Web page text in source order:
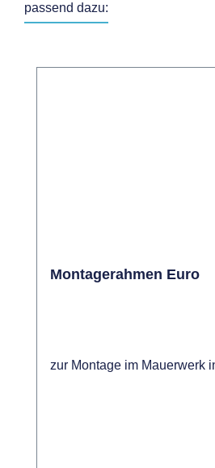
passend dazu:
Montagerahmen Euro
zur Montage im Mauerwerk